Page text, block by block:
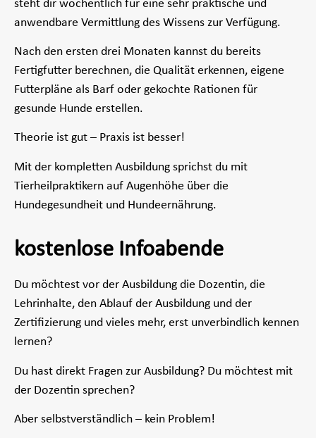
steht dir wöchentlich für eine sehr praktische und
anwendbare Vermittlung des Wissens zur Verfügung.
Nach den ersten drei Monaten kannst du bereits
Fertigfutter berechnen, die Qualität erkennen, eigene
Futterpläne als Barf oder gekochte Rationen für
gesunde Hunde erstellen.
Theorie ist gut – Praxis ist besser!
Mit der kompletten Ausbildung sprichst du mit
Tierheilpraktikern auf Augenhöhe über die
Hundegesundheit und Hundeernährung.
kostenlose Infoabende
Du möchtest vor der Ausbildung die Dozentin, die
Lehrinhalte, den Ablauf der Ausbildung und der
Zertifizierung und vieles mehr, erst unverbindlich kennen
lernen?
Du hast direkt Fragen zur Ausbildung? Du möchtest mit
der Dozentin sprechen?
Aber selbstverständlich – kein Problem!